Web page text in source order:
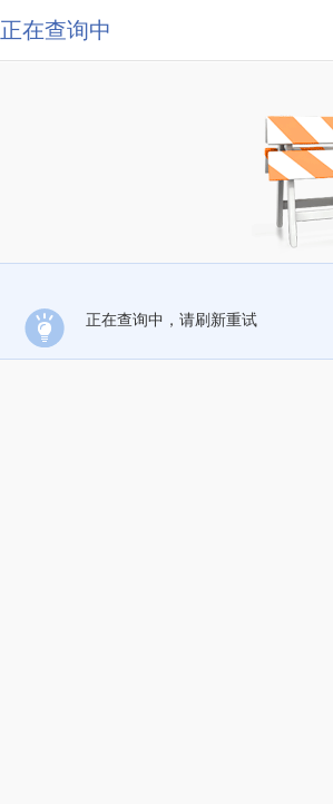
正在查询中
正在查询中，请刷新重试